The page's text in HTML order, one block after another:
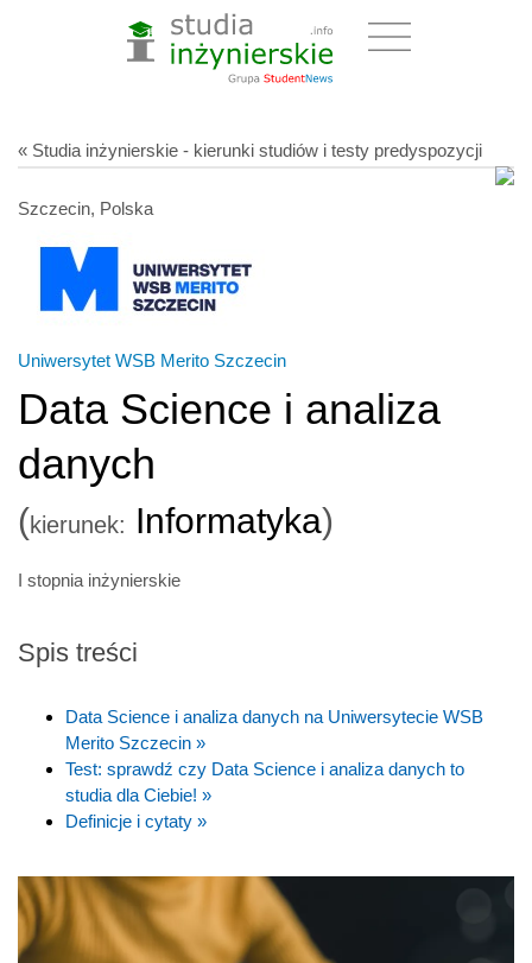
« Studia inżynierskie - kierunki studiów i testy predyspozycji
Szczecin, Polska
Uniwersytet WSB Merito Szczecin
Data Science i analiza
danych
(kierunek: Informatyka)
I stopnia inżynierskie
Spis treści
Data Science i analiza danych na Uniwersytecie WSB
Merito Szczecin »
Test: sprawdź czy Data Science i analiza danych to
studia dla Ciebie! »
Definicje i cytaty »